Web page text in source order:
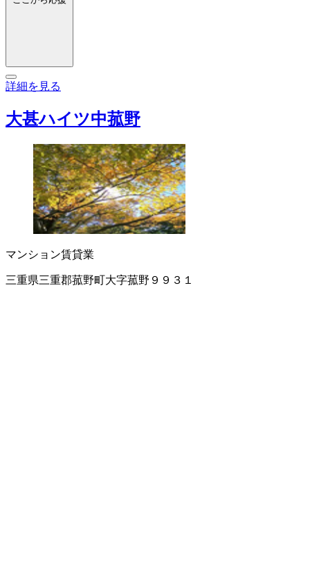
詳細を見る
大甚ハイツ中菰野
マンション賃貸業
三重県三重郡菰野町大字菰野９９３１